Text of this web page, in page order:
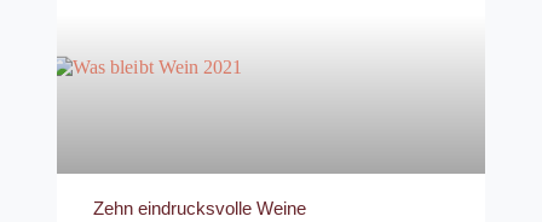
Zehn eindrucksvolle Weine